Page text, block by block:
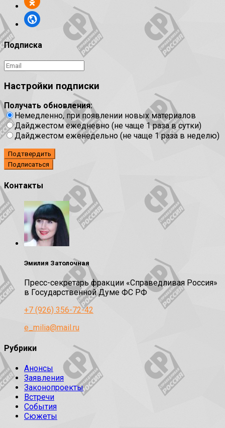
Подписка
Настройки подписки
Получать обновления:
Немедленно, при появлении новых материалов
Дайджестом ежедневно (не чаще 1 раза в сутки)
Дайджестом еженедельно (не чаще 1 раза в неделю)
Подтвердить
Контакты
Эмилия Затолочная
Пресс-секретарь фракции «Справедливая Россия»
в Государственной Думе ФС РФ
+7 (926) 356-72-42
e_milia@mail.ru
Рубрики
Анонсы
Заявления
Законопроекты
Встречи
События
Сюжеты